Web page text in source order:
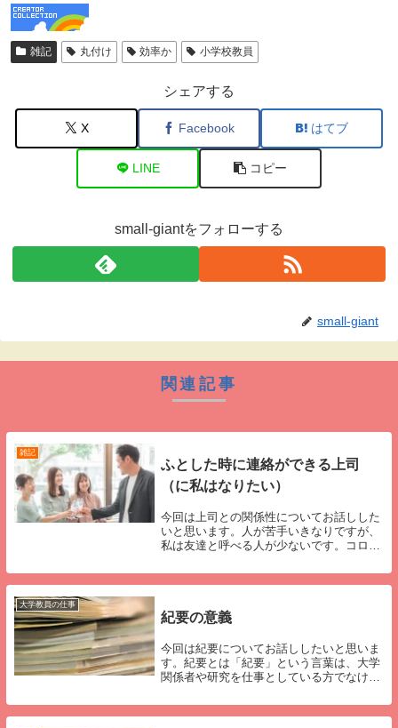
雑記 丸付け 効率か 小学校教員
シェアする
X Facebook はてブ
LINE コピー
small-giantをフォローする
small-giant
関連記事
雑記
ふとした時に連絡ができる上司
（に私はなりたい）
今回は上司との関係性についてお話しした
いと思います。人が苦手いきなりですが、
私は友達と呼べる人が少ないです。コロナ
以外の人とプライベートで会ったのは年に
１回、２回程度だと思います。悲しい人だ
大学教員の仕事
紀要の意義
今回は紀要についてお話ししたいと思いま
す。紀要とは「紀要」という言葉は、大学
関係者や研究を仕事としている方でなけれ
要」とは、大学などの研究機関が発刊して
いる学術情報誌のことです。（学術情報誌